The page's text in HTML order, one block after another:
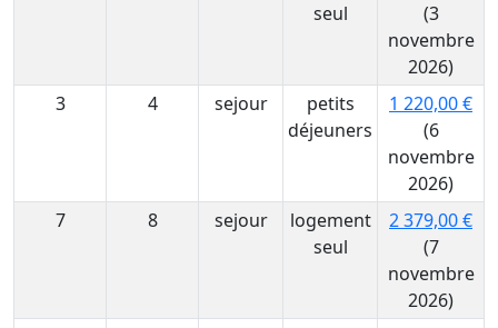
seul
(3
novembre
2026)
3
4 sejour
petits
déjeuners
1 220,00 €
(6
novembre
2026)
7
8 sejour
logement
seul
2 379,00 €
(7
novembre
2026)